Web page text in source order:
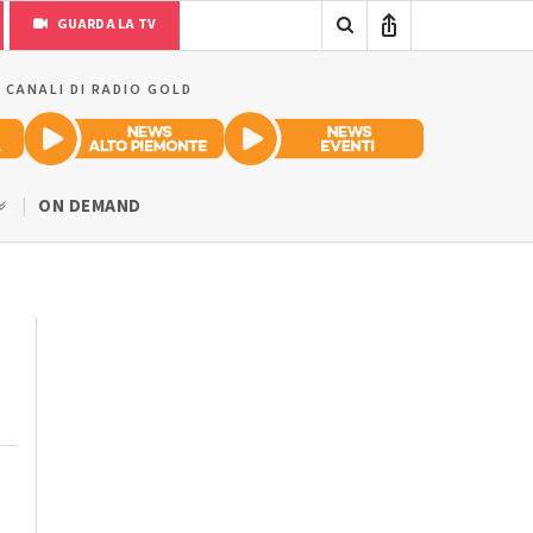
GUARDA LA TV
DI RADIO GOLD
ON DEMAND